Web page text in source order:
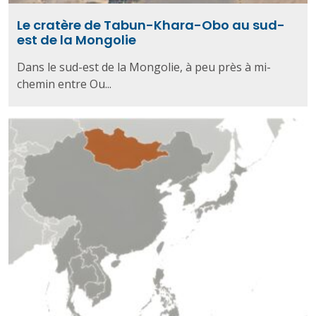
Le cratère de Tabun-Khara-Obo au sud-
est de la Mongolie
Dans le sud-est de la Mongolie, à peu près à mi-
chemin entre Ou...